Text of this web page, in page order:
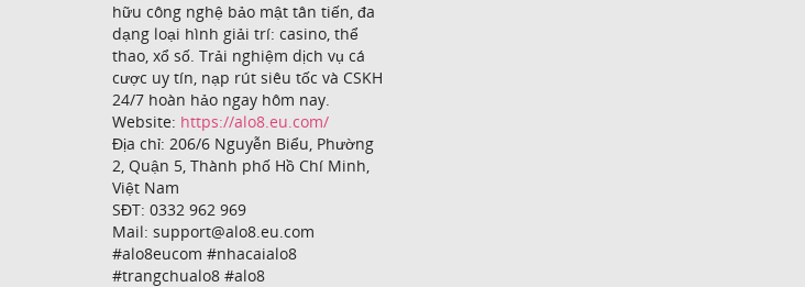
hữu công nghệ bảo mật tân tiến, đa
dạng loại hình giải trí: casino, thể
thao, xổ số. Trải nghiệm dịch vụ cá
cược uy tín, nạp rút siêu tốc và CSKH
24/7 hoàn hảo ngay hôm nay.
Website: https://alo8.eu.com/
Địa chỉ: 206/6 Nguyễn Biểu, Phường
2, Quận 5, Thành phố Hồ Chí Minh,
Việt Nam
SĐT: 0332 962 969
Mail: support@alo8.eu.com
#alo8eucom #nhacaialo8
#trangchualo8 #alo8